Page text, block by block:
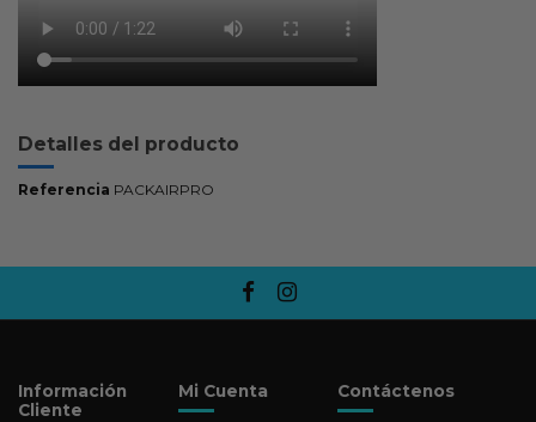
Detalles del producto
Referencia PACKAIRPRO
Información
Cliente
Mi Cuenta Contáctenos